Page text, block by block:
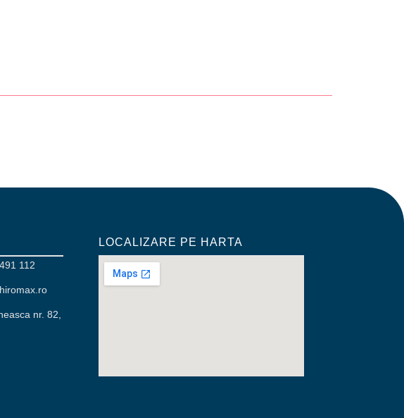
112
.ro
nr. 82,
LOCALIZARE PE HARTA